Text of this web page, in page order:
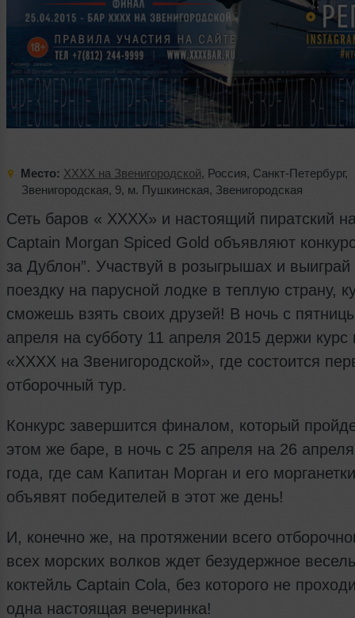
Место: XXXX на Звенигородской, Россия, Санкт-Петербург,
Звенигородская, 9, м. Пушкинская, Звенигородская
Cеть баров « XXXX» и настоящий пиратский
Captain Morgan Spiced Gold объявляют
за Дублон”. Участвуй в розыгрышах и выиграй
поездку на парусной лодке в теплую страну,
сможешь взять своих друзей! В ночь с
апреля на субботу 11 апреля 2015 держи курс
«ХХХХ на Звенигородской», где состоится
отборочный тур.
Конкурс завершится финалом, который
этом же баре, в ночь с 25 апреля на 26
года, где сам Капитан Морган и его морганетки
объявят победителей в этот же день!
И, конечно же, на протяжении всего
всех морских волков ждет безудержное
коктейль Captain Cola, без которого не
одна настоящая вечеринка!